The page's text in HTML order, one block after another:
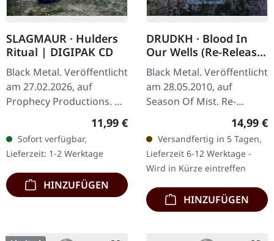
SLAGMAUR · Hulders
Ritual | DIGIPAK CD
Black Metal. Veröffentlicht
am 27.02.2026, auf
Prophecy Productions. CD
seitigem Booklet. Die
norwegische Black Metal-
Kollektiv…
Regulärer Preis:
11,99 €
Sofort verfügbar,
Lieferzeit: 1-2 Werktage
HINZUFÜGEN
DRUDKH · Blood In
Our Wells (Re-Release)
| CD
Black Metal. Veröffentlicht
am 28.05.2010, auf
Season Of Mist. Re-
remastered, new artwork,
CD im Jewelcase. "Blood
In Our Wells"…
14,99 €
Versandfertig in 5 Tagen,
Lieferzeit 6-12 Werktage -
Wird in Kürze eintreffen
HINZUFÜGEN